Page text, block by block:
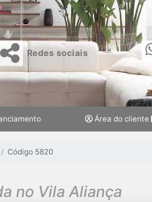
Redes sociais
Área do cliente
Código 5820
no Vila Aliança